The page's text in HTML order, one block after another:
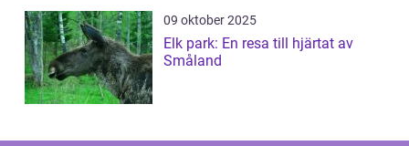
09 oktober 2025
Elk park: En resa till hjärtat av
Småland